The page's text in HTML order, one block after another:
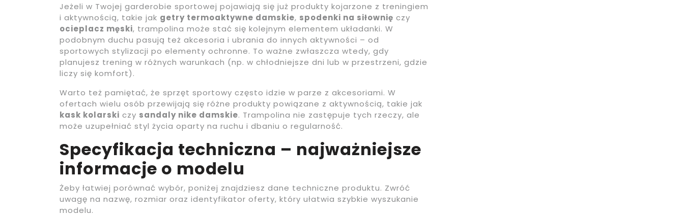
Jeżeli w Twojej garderobie sportowej pojawiają się już produkty kojarzone z treningiem
i aktywnością, takie jak getry termoaktywne damskie, spodenki na siłownię czy
ocieplacz męski, trampolina może stać się kolejnym elementem układanki. W
podobnym duchu pasują też akcesoria i ubrania do innych aktywności – od
sportowych stylizacji po elementy ochronne. To ważne zwłaszcza wtedy, gdy
planujesz trening w różnych warunkach (np. w chłodniejsze dni lub w przestrzeni, gdzie
liczy się komfort).
Warto też pamiętać, że sprzęt sportowy często idzie w parze z akcesoriami. W
ofertach wielu osób przewijają się różne produkty powiązane z aktywnością, takie jak
kask kolarski czy sandaly nike damskie. Trampolina nie zastępuje tych rzeczy, ale
może uzupełniać styl życia oparty na ruchu i dbaniu o regularność.
Specyfikacja techniczna – najważniejsze
informacje o modelu
Żeby łatwiej porównać wybór, poniżej znajdziesz dane techniczne produktu. Zwróć
uwagę na nazwę, rozmiar oraz identyfikator oferty, który ułatwia szybkie wyszukanie
modelu.